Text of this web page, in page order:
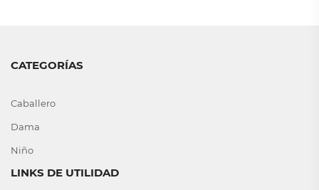
CATEGORÍAS
Caballero
Dama
Niño
LINKS DE UTILIDAD